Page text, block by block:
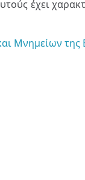
έχει
Μνημείων της